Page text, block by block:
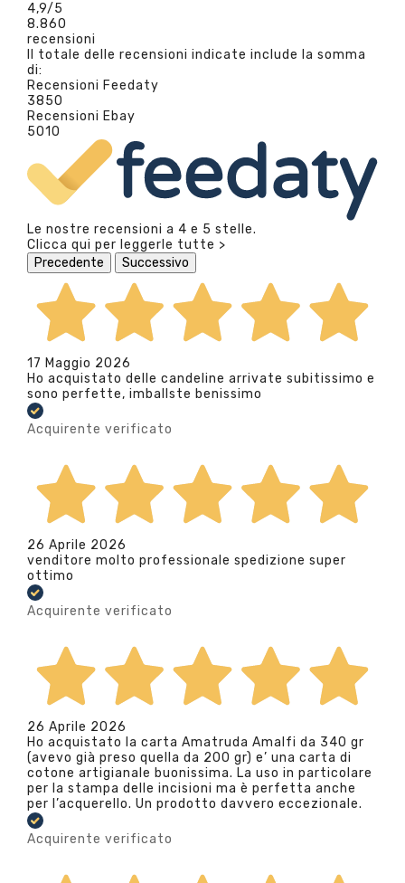
4,9/5
8.860
recensioni
Il totale delle recensioni indicate include la somma
di:
Recensioni Feedaty
3850
Recensioni Ebay
5010
Le nostre recensioni a 4 e 5 stelle.
Clicca qui per leggerle tutte >
Precedente
Successivo
17 Maggio 2026
Ho acquistato delle candeline arrivate subitissimo e
sono perfette, imballste benissimo
Acquirente verificato
26 Aprile 2026
venditore molto professionale spedizione super
ottimo
Acquirente verificato
26 Aprile 2026
Ho acquistato la carta Amatruda Amalfi da 340 gr
(avevo già preso quella da 200 gr) e’ una carta di
cotone artigianale buonissima. La uso in particolare
per la stampa delle incisioni ma è perfetta anche
per l’acquerello. Un prodotto davvero eccezionale.
Acquirente verificato